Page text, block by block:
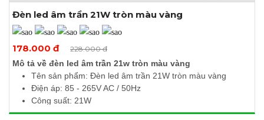
Xem thêm ảnh
Đèn led âm trần 21W tròn màu vàng
178.000 đ 228.000 đ
Mô tả về đèn led âm trần 21w tròn màu vàng
Tên sản phẩm: Đèn led âm trần 21W tròn màu vàng
Điện áp: 85 - 265V AC / 50Hz
Công suất: 21W
Quang thông: 2100Lm